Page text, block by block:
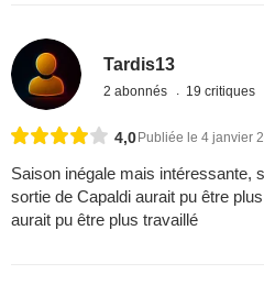
Tardis13
2 abonnés 19 critiques
4,0Publiée le 4 janvier
Saison inégale mais intéressante,
sortie de Capaldi aurait pu être
aurait pu être plus travaillé